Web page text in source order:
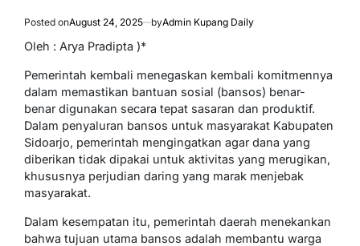
Posted onAugust 24, 2025 byAdmin Kupang Daily
Oleh : Arya Pradipta )*
Pemerintah kembali menegaskan kembali komitmennya
dalam memastikan bantuan sosial (bansos) benar-
benar digunakan secara tepat sasaran dan produktif.
Dalam penyaluran bansos untuk masyarakat Kabupaten
Sidoarjo, pemerintah mengingatkan agar dana yang
diberikan tidak dipakai untuk aktivitas yang merugikan,
khususnya perjudian daring yang marak menjebak
masyarakat.
Dalam kesempatan itu, pemerintah daerah menekankan
bahwa tujuan utama bansos adalah membantu warga